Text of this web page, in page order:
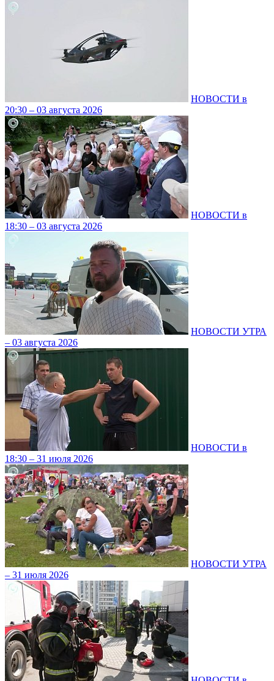
НОВОСТИ в
20:30 – 03 августа 2026
НОВОСТИ в
18:30 – 03 августа 2026
НОВОСТИ УТРА
– 03 августа 2026
НОВОСТИ в
18:30 – 31 июля 2026
НОВОСТИ УТРА
– 31 июля 2026